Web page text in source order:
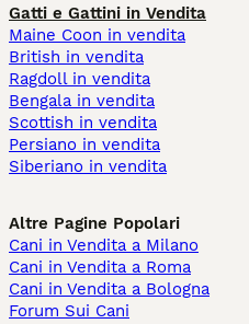
Gatti e Gattini in Vendita
Maine Coon in vendita
British in vendita
Ragdoll in vendita
Bengala in vendita
Scottish in vendita
Persiano in vendita
Siberiano in vendita
Altre Pagine Popolari
Cani in Vendita a Milano
Cani in Vendita a Roma
Cani in Vendita a Bologna
Forum Sui Cani